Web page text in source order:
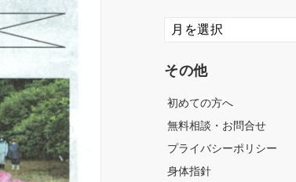
過
去
記
その他
初めての方へ
無料相談・お問合せ
プライバシーポリシー
身体指針